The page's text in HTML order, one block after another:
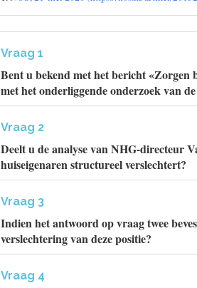
Vraag 1
Bent u bekend met het bericht «Zorgen
met het onderliggende onderzoek van
Vraag 2
Deelt u de analyse van NHG-directeur
huiseigenaren structureel verslechtert?
Vraag 3
Indien het antwoord op vraag twee
verslechtering van deze positie?
Vraag 4